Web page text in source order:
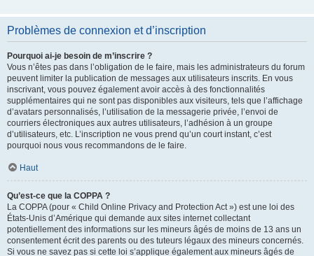
Problèmes de connexion et d’inscription
Pourquoi ai-je besoin de m’inscrire ?
Vous n’êtes pas dans l’obligation de le faire, mais les administrateurs du forum
peuvent limiter la publication de messages aux utilisateurs inscrits. En vous
inscrivant, vous pouvez également avoir accès à des fonctionnalités
supplémentaires qui ne sont pas disponibles aux visiteurs, tels que l’affichage
d’avatars personnalisés, l’utilisation de la messagerie privée, l’envoi de
courriers électroniques aux autres utilisateurs, l’adhésion à un groupe
d’utilisateurs, etc. L’inscription ne vous prend qu’un court instant, c’est
pourquoi nous vous recommandons de le faire.
Haut
Qu’est-ce que la COPPA ?
La COPPA (pour « Child Online Privacy and Protection Act ») est une loi des
États-Unis d’Amérique qui demande aux sites internet collectant
potentiellement des informations sur les mineurs âgés de moins de 13 ans un
consentement écrit des parents ou des tuteurs légaux des mineurs concernés.
Si vous ne savez pas si cette loi s’applique également aux mineurs âgés de